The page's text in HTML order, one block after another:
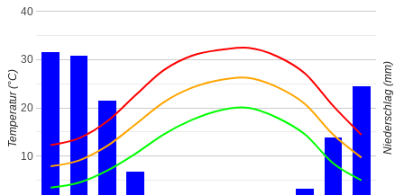
10
20
30
40
Temperatur (°C) Niederschlag (mm)